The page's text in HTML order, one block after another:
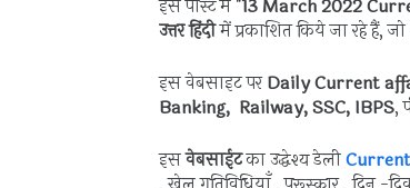
इस पोस्ट में "13March2022
उत्तर हिंदीमें प्रकाशित किये जा रहे हैं, जो
इस वेबसाइट परDaily Current
Banking, Railway, SSC, IBPS,
इसवेबसाईटका उद्धेश्य डेली